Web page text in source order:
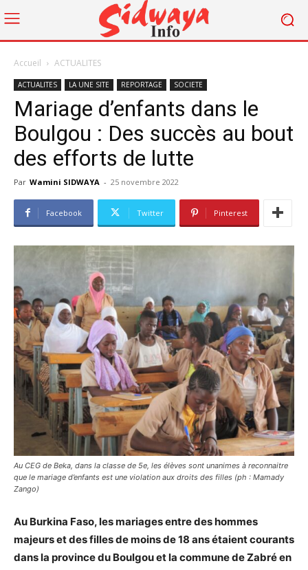
Accueil ACTUALITES
ACTUALITES LA UNE SITE REPORTAGE SOCIETE
Mariage d’enfants dans le
Boulgou : Des succès au bout
des efforts de lutte
Par Wamini SIDWAYA - 25 novembre 2022
Facebook Twitter Pinterest
Au CEG de Beka, dans la classe de 5e, les élèves sont unanimes à reconnaitre
que le mariage d’enfants est une violation aux droits des filles (ph : Mamady
Zango)
Au Burkina Faso, les mariages entre des hommes
majeurs et des filles de moins de 18 ans étaient courants
dans la province du Boulgou et la commune de Zabré en